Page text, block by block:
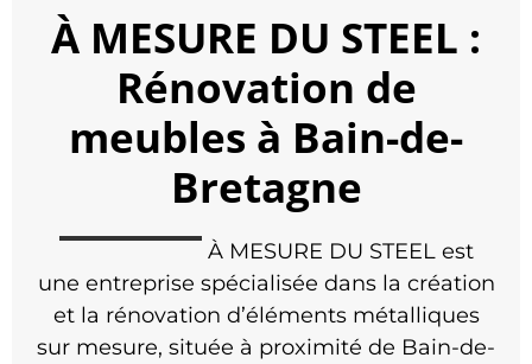
À MESURE DU STEEL :
Rénovation de
meubles à Bain-de-
Bretagne
À MESURE DU STEEL est
une entreprise spécialisée dans la création
et la rénovation d’éléments métalliques
sur mesure, située à proximité de Bain-de-